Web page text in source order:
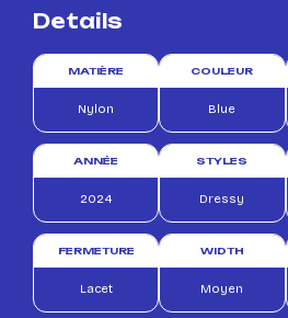
Details
MATIÈRE
Nylon
COULEUR
Blue
ANNÉE
2024
STYLES
Dressy
FERMETURE
Lacet
WIDTH
Moyen